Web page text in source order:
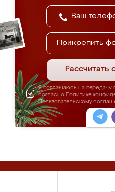
Прикрепить
Рассчитать
Я соглашаюсь на передачу
согласно Политике
Пользовательскому